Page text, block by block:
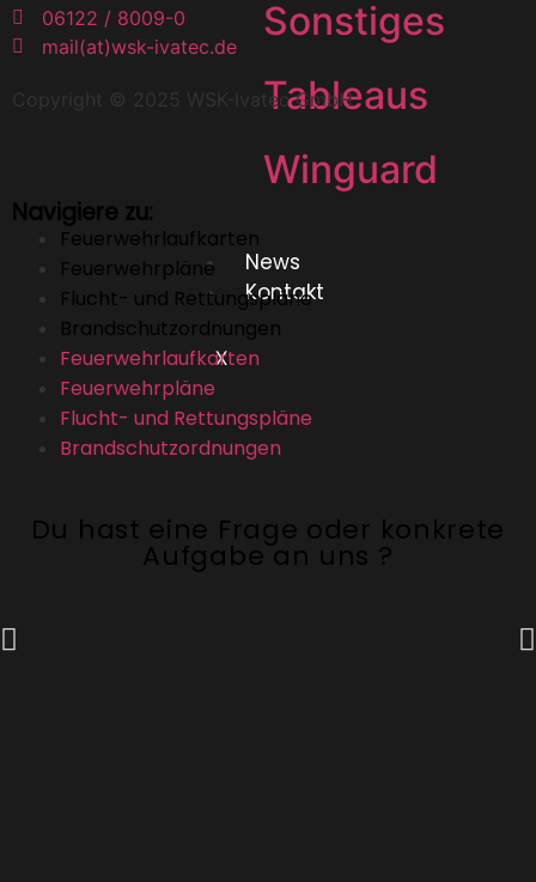
Sonstiges
Tableaus
Winguard
News
Kontakt
X
06122 / 8009-0
mail(at)wsk-ivatec.de
Copyright © 2025 WSK-Ivatec GmbH
Navigiere zu:
Feuerwehrlaufkarten
Feuerwehrpläne
Flucht- und Rettungspläne
Brandschutzordnungen
Feuerwehrlaufkarten
Feuerwehrpläne
Flucht- und Rettungspläne
Brandschutzordnungen
Du hast eine Frage oder konkrete
Aufgabe an uns ?